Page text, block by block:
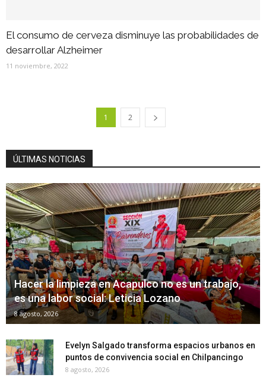
El consumo de cerveza disminuye las probabilidades de
desarrollar Alzheimer
11 noviembre, 2022
1 2
ÚLTIMAS NOTICIAS
Hacer la limpieza en Acapulco no es un trabajo,
es una labor social: Leticia Lozano
8 agosto, 2026
Evelyn Salgado transforma espacios urbanos en
puntos de convivencia social en Chilpancingo
8 agosto, 2026